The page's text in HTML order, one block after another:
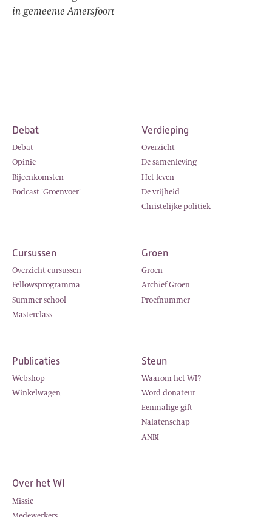
in gemeente Amersfoort
Debat
Debat
Opinie
Bijeenkomsten
Podcast 'Groenvoer'
Verdieping
Overzicht
De samenleving
Het leven
De vrijheid
Christelijke politiek
Cursussen
Overzicht cursussen
Fellowsprogramma
Summer school
Masterclass
Groen
Groen
Archief Groen
Proefnummer
Publicaties
Webshop
Winkelwagen
Steun
Waarom het WI?
Word donateur
Eenmalige gift
Nalatenschap
ANBI
Over het WI
Missie